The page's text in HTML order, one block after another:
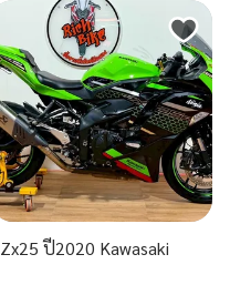
Zx25 ปี2020 Kawasaki